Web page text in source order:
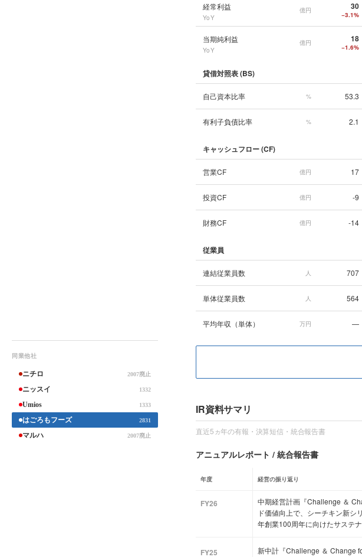
同業他社
ニチロ 2007廃止
ニッスイ 1332
Umios 1333
はごろもフーズ 2831
マルハ 2007廃止
経常利益
YoY
億円 30
−3.1%
当期純利益
YoY
億円 18
−1.6%
貸借対照表 (BS)
自己資本比率 % 53.3
有利子負債比率 % 2.1
キャッシュフロー (CF)
営業CF 億円 17
投資CF 億円 -9
財務CF 億円 -14
従業員
連結従業員数 人 707
単体従業員数 人 564
平均年収（単体） 万円 —
IR資料サマリ
直近5ヵ年の有報・決算短信・統合報告書
アニュアルレポート / 統合報告書
年度 経営の振り返り
FY26
中期経営計画『Challenge ＆
ド価値向上で、シーチキン新
年創業100周年に向けたサステナ
FY25
新中計『Challenge ＆ Change